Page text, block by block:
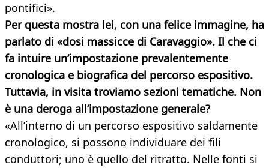
pontifici».
Per questa mostra lei, con una felice immagine, ha
parlato di «dosi massicce di Caravaggio». Il che ci
fa intuire un’impostazione prevalentemente
cronologica e biografica del percorso espositivo.
Tuttavia, in visita troviamo sezioni tematiche. Non
è una deroga all’impostazione generale?
«All’interno di un percorso espositivo saldamente
cronologico, si possono individuare dei fili
conduttori; uno è quello del ritratto. Nelle fonti si